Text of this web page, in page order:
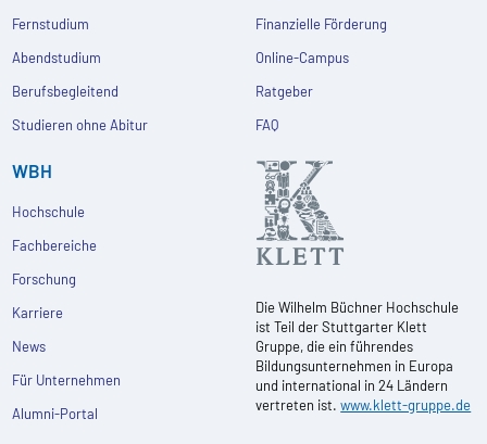
Fernstudium
Abendstudium
Berufsbegleitend
Studieren ohne Abitur
Finanzielle Förderung
Online-Campus
Ratgeber
FAQ
WBH
Hochschule
Fachbereiche
Forschung
Karriere
News
Für Unternehmen
Alumni-Portal
Die Wilhelm Büchner Hochschule
ist Teil der Stuttgarter Klett
Gruppe, die ein führendes
Bildungsunternehmen in Europa
und international in 24 Ländern
vertreten ist.www.klett-gruppe.de